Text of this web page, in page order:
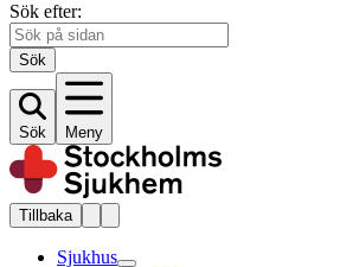
Sök efter:
Sök
Sök Meny
Tillbaka
Sjukhus